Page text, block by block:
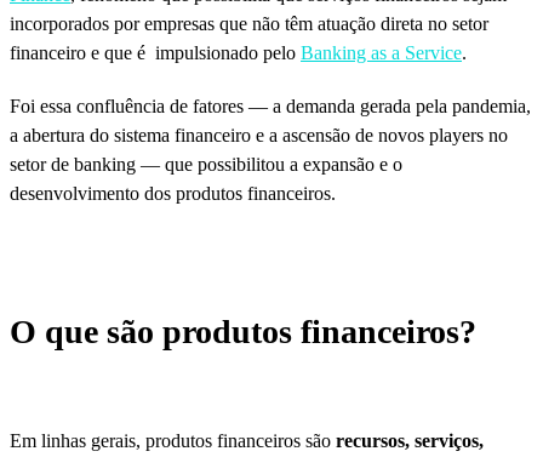
incorporados por empresas que não têm atuação direta no setor
financeiro e que é impulsionado pelo Banking as a Service.
Foi essa confluência de fatores — a demanda gerada pela pandemia,
a abertura do sistema financeiro e a ascensão de novos players no
setor de banking — que possibilitou a expansão e o
desenvolvimento dos produtos financeiros.
O que são produtos financeiros?
Em linhas gerais, produtos financeiros são recursos, serviços,